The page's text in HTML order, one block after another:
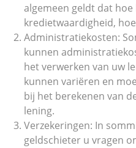
algemeen geldt dat
kredietwaardigheid,
Administratiekosten:
kunnen
het verwerken van uw
kunnen variëren en
bij het berekenen van
lening.
Verzekeringen: In
geldschieter u vragen